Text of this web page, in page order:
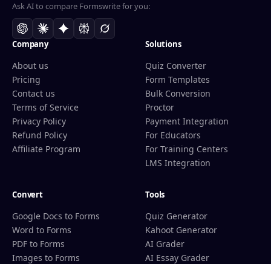
Ask AI to compare Formswrite for you:
Company
About us
Pricing
Contact us
Terms of Service
Privacy Policy
Refund Policy
Affiliate Program
Solutions
Quiz Converter
Form Templates
Bulk Conversion
Proctor
Payment Integration
For Educators
For Training Centers
LMS Integration
Convert
Google Docs to Forms
Word to Forms
PDF to Forms
Images to Forms
Tools
Quiz Generator
Kahoot Generator
AI Grader
AI Essay Grader